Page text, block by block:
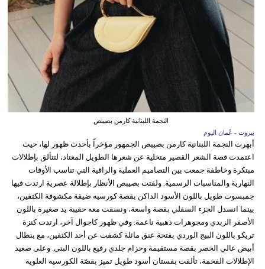
النجمة اللبنانية كارمن بصيبص
بيروت - عُمان اليوم
أبهرت النجمة اللبنانية كارمن بصيبص الجمهور مؤخراً بأحدث ظهور لها، حيث
اعتمدت قصة الشعر القصير متخلية عن شعرها الطويل المعتاد، لتتألق بإطلالات
مبتكرة وخاطفة جمعت بين التصاميم العملية والراقية التي تناسب الأوقات
النهارية والمناسبات الرسمية. ولفتت بصيبص الأنظار بإطلالة عصرية ارتدت فيها
جمبسوت طويل باللون الأسود الداكن بقصة كورسيه ضيقة مكشوفة الكتفين،
بينما انسدل الجزء السفلي بقصة واسعة، ونسقت معه حقيبة يد صغيرة باللون
الأصفر الزبدي ومجوهرات ذهبية ناعمة. وفي ظهور كاجوال آخر، ارتدت كنزة
تريكو باللون البيج الوردي بفتحة عنق مائلة كشفت عن أحد الكتفين، مع بنطال
أبيض عالي الخصر بقصة مستقيمة وحزام جلدي رفيع باللون البني. وعلى صعيد
الإطلالات الفخمة، تألقت بفستان أسود طويل تميز بقصّة الكورسيه العلوية